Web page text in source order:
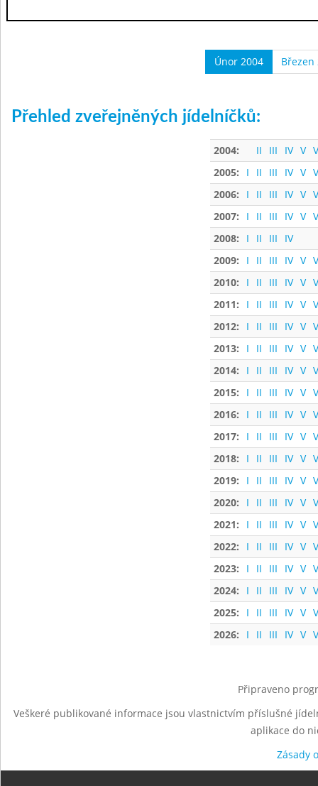
Únor 2004 Březen
Přehled zveřejněných jídelníčků:
2004: II III IV V
2005:
I II III IV V
2006:
I II III IV V
2007:
I II III IV V
2008:
I II III
IV
2009:
I II III IV V
2010:
I II III IV V
2011:
I II III IV V
2012:
I II III IV V
2013:
I II III IV V
2014:
I II III IV V
2015:
I II III IV V
2016:
I II III IV V
2017:
I II III IV V
2018:
I II III IV V
2019:
I II III IV V
2020:
I II III IV V
2021:
I II III IV V
2022:
I II III IV V
2023:
I II III IV V
2024:
I II III IV V
2025:
I II III IV V
2026:
I II III IV V
Připraveno
Veškeré publikované informace jsou vlastnictvím příslušné
aplikace do
Zásady